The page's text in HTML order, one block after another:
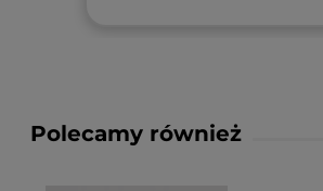
Polecamy również